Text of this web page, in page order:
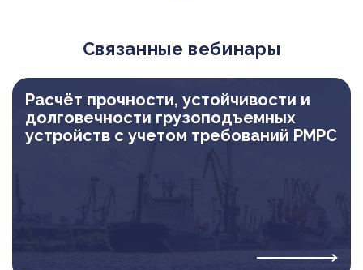
Связанные вебинары
Расчёт прочности, устойчивости и
долговечности грузоподъемных
устройств с учетом требований РМРС